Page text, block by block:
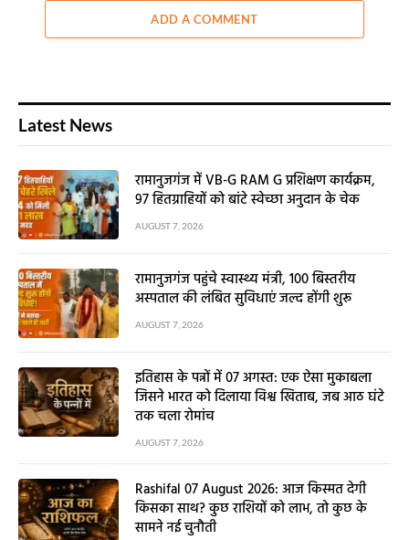
ADD A COMMENT
Latest News
रामानुजगंज में VB-G RAM G प्रशिक्षण कार्यक्रम,
97 हितग्राहियों को बांटे स्वेच्छा अनुदान के चेक
AUGUST 7, 2026
रामानुजगंज पहुंचे स्वास्थ्य मंत्री, 100 बिस्तरीय
अस्पताल की लंबित सुविधाएं जल्द होंगी शुरू
AUGUST 7, 2026
इतिहास के पन्नों में 07 अगस्त: एक ऐसा मुकाबला
जिसने भारत को दिलाया विश्व खिताब, जब आठ घंटे
तक चला रोमांच
AUGUST 7, 2026
Rashifal 07 August 2026: आज किस्मत देगी
किसका साथ? कुछ राशियों को लाभ, तो कुछ के
सामने नई चुनौती